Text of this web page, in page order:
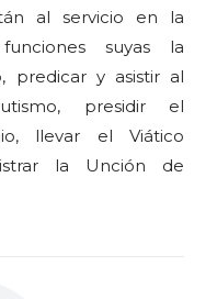
al servicio en la
suyas la
predicar y asistir al
presidir el
llevar el Viático
la Unción de